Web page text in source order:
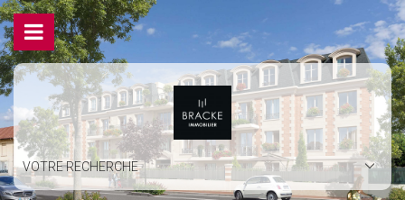
VOTRE RECHERCHE